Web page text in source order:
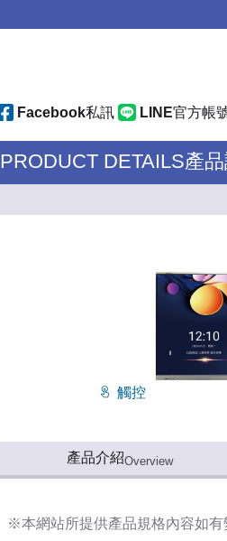
Facebook私訊 LINE官方帳
PRODUCT DETAILS產
觸控
產品介紹Overview
※本網站所提供產品規格內容如有